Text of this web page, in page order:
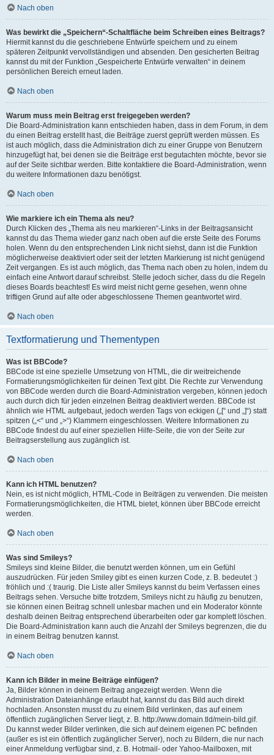
Nach oben
Was bewirkt die „Speichern“-Schaltfläche beim Schreiben eines Beitrags?
Hiermit kannst du die geschriebene Entwürfe speichern und zu einem
späteren Zeitpunkt vervollständigen und absenden. Den gesicherten Beitrag
kannst du mit der Funktion „Gespeicherte Entwürfe verwalten“ in deinem
persönlichen Bereich erneut laden.
Nach oben
Warum muss mein Beitrag erst freigegeben werden?
Die Board-Administration kann entschieden haben, dass in dem Forum, in dem
du einen Beitrag erstellt hast, die Beiträge zuerst geprüft werden müssen. Es
ist auch möglich, dass die Administration dich zu einer Gruppe von Benutzern
hinzugefügt hat, bei denen sie die Beiträge erst begutachten möchte, bevor sie
auf der Seite sichtbar werden. Bitte kontaktiere die Board-Administration, wenn
du weitere Informationen dazu benötigst.
Nach oben
Wie markiere ich ein Thema als neu?
Durch Klicken des „Thema als neu markieren“-Links in der Beitragsansicht
kannst du das Thema wieder ganz nach oben auf die erste Seite des Forums
holen. Wenn du den entsprechenden Link nicht siehst, dann ist die Funktion
möglicherweise deaktiviert oder seit der letzten Markierung ist nicht genügend
Zeit vergangen. Es ist auch möglich, das Thema nach oben zu holen, indem du
einfach eine Antwort darauf schreibst. Stelle jedoch sicher, dass du die Regeln
dieses Boards beachtest! Es wird meist nicht gerne gesehen, wenn ohne
triftigen Grund auf alte oder abgeschlossene Themen geantwortet wird.
Nach oben
Textformatierung und Thementypen
Was ist BBCode?
BBCode ist eine spezielle Umsetzung von HTML, die dir weitreichende
Formatierungsmöglichkeiten für deinen Text gibt. Die Rechte zur Verwendung
von BBCode werden durch die Board-Administration vergeben, können jedoch
auch durch dich für jeden einzelnen Beitrag deaktiviert werden. BBCode ist
ähnlich wie HTML aufgebaut, jedoch werden Tags von eckigen („[“ und „]“) statt
spitzen („<“ und „>“) Klammern eingeschlossen. Weitere Informationen zu
BBCode findest du auf einer speziellen Hilfe-Seite, die von der Seite zur
Beitragserstellung aus zugänglich ist.
Nach oben
Kann ich HTML benutzen?
Nein, es ist nicht möglich, HTML-Code in Beiträgen zu verwenden. Die meisten
Formatierungsmöglichkeiten, die HTML bietet, können über BBCode erreicht
werden.
Nach oben
Was sind Smileys?
Smileys sind kleine Bilder, die benutzt werden können, um ein Gefühl
auszudrücken. Für jeden Smiley gibt es einen kurzen Code, z. B. bedeutet :)
fröhlich und :( traurig. Die Liste aller Smileys kannst du beim Verfassen eines
Beitrags sehen. Versuche bitte trotzdem, Smileys nicht zu häufig zu benutzen,
sie können einen Beitrag schnell unlesbar machen und ein Moderator könnte
deshalb deinen Beitrag entsprechend überarbeiten oder gar komplett löschen.
Die Board-Administration kann auch die Anzahl der Smileys begrenzen, die du
in einem Beitrag benutzen kannst.
Nach oben
Kann ich Bilder in meine Beiträge einfügen?
Ja, Bilder können in deinem Beitrag angezeigt werden. Wenn die
Administration Dateianhänge erlaubt hat, kannst du das Bild auch direkt
hochladen. Ansonsten musst du zu einem Bild verlinken, das auf einem
öffentlich zugänglichen Server liegt, z. B. http://www.domain.tld/mein-bild.gif.
Du kannst weder Bilder verlinken, die sich auf deinem eigenen PC befinden
(außer es ist ein öffentlich zugänglicher Server), noch zu Bildern, die nur nach
einer Anmeldung verfügbar sind, z. B. Hotmail- oder Yahoo-Mailboxen, mit